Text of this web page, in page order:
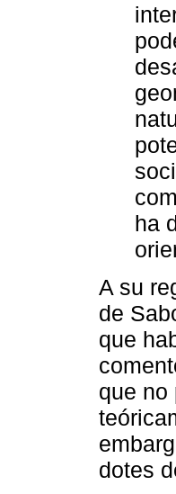
ha
A su
de
que
que no
dotes